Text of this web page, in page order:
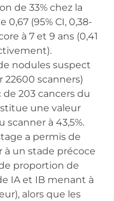
de 33% chez la
(95% CI, 0,38-
à 7 et 9 ans (0,41
nodules suspect
22600 scanners)
203 cancers du
une valeur
à 43,5%.
a permis de
un stade précoce
proportion de
IA et IB menant à
alors que les